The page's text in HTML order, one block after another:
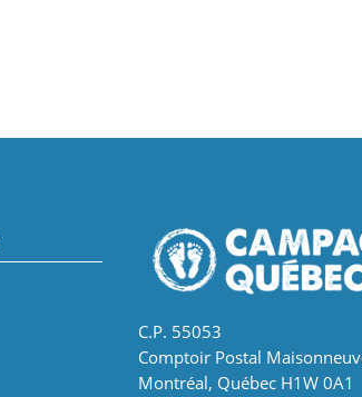
C.P. 55053
Comptoir Postal
Montréal, Québec H1W 0A1